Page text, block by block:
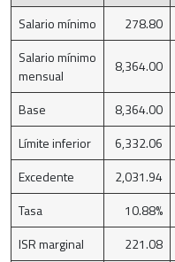
Salario mínimo
278.80
Salario mínimo
mensual
8,364.00
Base 8,364.00
Límite inferior
6,332.06
Excedente
2,031.94
Tasa
10.88%
ISR marginal
221.08